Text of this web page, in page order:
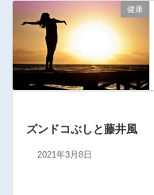
健康
ズンドコぶしと藤井風
2021年3月8日